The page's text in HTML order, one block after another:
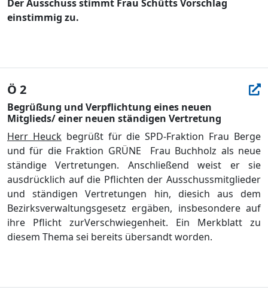
Der Ausschuss stimmt Frau Schütts Vorschlag
einstimmig zu.
Ö 2
Begrüßung und Verpflichtung eines neuen
Mitglieds/ einer neuen ständigen Vertretung
Herr Heuckbegrüßt für die SPD-Fraktion Frau Berge
und für die Fraktion GRÜNE
Frau Buchholz als neue
ständige Vertretungen. Anschließend weist er sie
ausdrücklich auf die Pflichten der Ausschussmitglieder
und ständigen Vertretungen hin, diesich aus dem
Bezirksverwaltungsgesetz ergäben, insbesondere auf
ihre Pflicht zurVerschwiegenheit. Ein Merkblatt zu
diesem Thema sei bereits übersandt worden.